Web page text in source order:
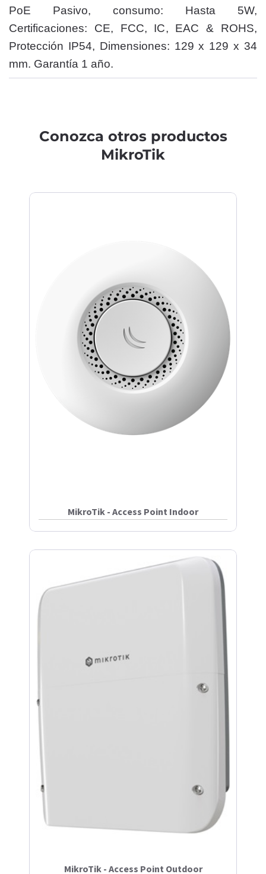
PoE Pasivo, consumo: Hasta 5W,
Certificaciones: CE, FCC, IC, EAC & ROHS,
Protección IP54, Dimensiones: 129 x 129 x 34
mm. Garantía 1 año.
Conozca otros productos
MikroTik
MikroTik - Access Point Indoor
MikroTik - Access Point Outdoor